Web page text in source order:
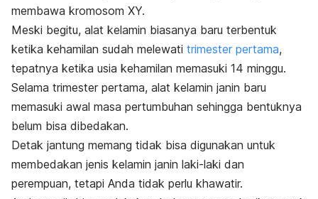
membawa kromosom XY.
Meski begitu, alat kelamin biasanya baru terbentuk
ketika kehamilan sudah melewati trimester pertama,
tepatnya ketika usia kehamilan memasuki 14 minggu.
Selama trimester pertama, alat kelamin janin baru
memasuki awal masa pertumbuhan sehingga bentuknya
belum bisa dibedakan.
Detak jantung memang tidak bisa digunakan untuk
membedakan jenis kelamin janin laki-laki dan
perempuan, tetapi Anda tidak perlu khawatir.